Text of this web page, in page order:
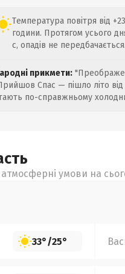
Температура повітря від
години. Протягом усього
с, опадів не передбачається.
прикмети:
Спас — пішло літо
по-справжньому
умови на
33°/25°